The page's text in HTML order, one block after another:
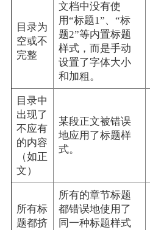
目录为
空或不
完整
文档中没有使
用“标题1”、“标
题2”等内置标题
样式，而是手动
设置了字体大小
和加粗。
目录中
出现了
不应有
的内容
（如正
文）
某段正文被错误
地应用了标题样
式。
所有标
题都挤
所有的章节标题
都错误地使用了
同一种标题样式